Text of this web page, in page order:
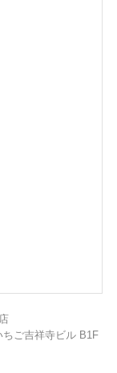
ちご吉祥寺ビル B1F